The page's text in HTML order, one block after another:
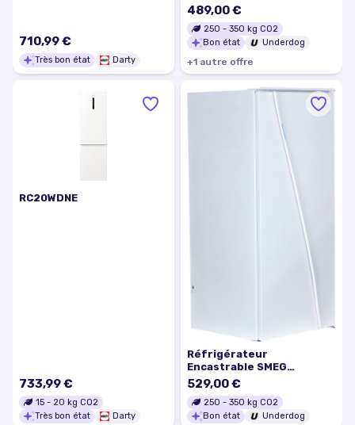
710,99 €
Très bon état Darty
489,00 €
250 - 350 kg CO2
Bon état
Underdog
+1 autre offre
RC20WDNE
733,99 €
15 - 20 kg CO2
Très bon état
Darty
Réfrigérateur
Encastrable SMEG
S4C122E
529,00 €
250 - 350 kg CO2
Bon état
Underdog